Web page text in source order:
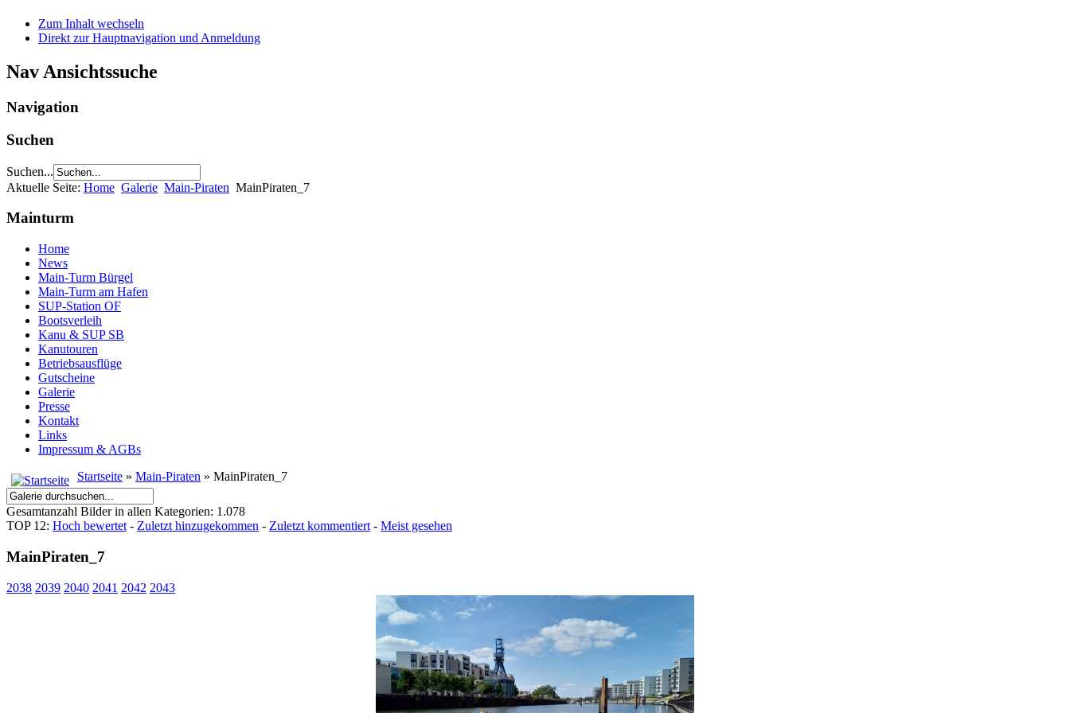
Zum Inhalt wechseln
Direkt zur Hauptnavigation und Anmeldung
Nav Ansichtssuche
Navigation
Suchen
Suchen...
Aktuelle Seite: Home Galerie Main-Piraten MainPiraten_7
Mainturm
Home
News
Main-Turm Bürgel
Main-Turm am Hafen
SUP-Station OF
Bootsverleih
Kanu & SUP SB
Kanutouren
Betriebsausflüge
Gutscheine
Galerie
Presse
Kontakt
Links
Impressum & AGBs
Startseite » Main-Piraten » MainPiraten_7
Gesamtanzahl Bilder in allen Kategorien: 1.078
TOP 12: Hoch bewertet - Zuletzt hinzugekommen - Zuletzt kommentiert - Meist gesehen
MainPiraten_7
2038 2039 2040 2041 2042 2043